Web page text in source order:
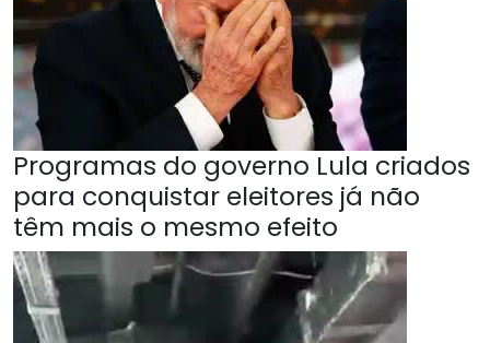
Programas do governo Lula criados
para conquistar eleitores já não
têm mais o mesmo efeito